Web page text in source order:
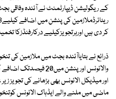
کے ریگولیشن ڈیپارٹمنٹ نے آئندہ وفاقی
کر دی ہیں اورہرتجویزکیلیے درکارفنڈزکا
والائونس اورپنشن
اور میڈیکل الائونس بھی بڑھانے کی تجویز
ماضی میں ملنے والے ایڈہاک الائونس